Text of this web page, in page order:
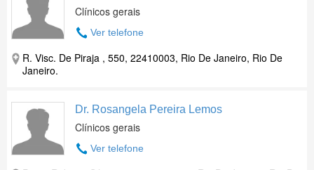
Clínicos gerais
Ver telefone
R. Visc. De Piraja , 550, 22410003, Rio De Janeiro, Rio De
Janeiro.
Dr. Rosangela Pereira Lemos
Clínicos gerais
Ver telefone